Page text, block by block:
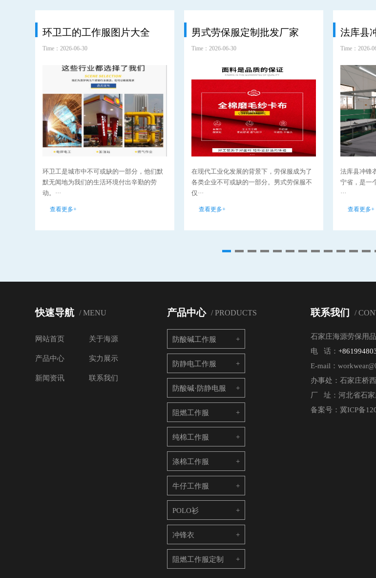
环卫工的工作服图片大全
Time：2026-06-30
环卫工是城市中不可或缺的一部分，他们默
默无闻地为我们的生活环境付出辛勤的劳
动。···
查看更多+
男式劳保服定制批发厂家
Time：2026-06-30
在现代工业化发展的背景下，劳保服成为了
各类企业不可或缺的一部分。男式劳保服不
仅···
查看更多+
法库县
Time：2026-
法库县冲锋
宁省，是一
···
查看更多+
快速导航 / MENU
网站首页 关于海源
产品中心 实力展示
新闻资讯 联系我们
产品中心 / PRODUCTS
防酸碱工作服
防静电工作服
防酸碱·防静电服
阻燃工作服
纯棉工作服
涤棉工作服
牛仔工作服
POLO衫
冲锋衣
阻燃工作服定制
联系我们 /
石家庄海源劳保用
电 话：
E-mail：
办事处：石家庄桥
厂 址：河北省石家
备案号： 冀ICP备